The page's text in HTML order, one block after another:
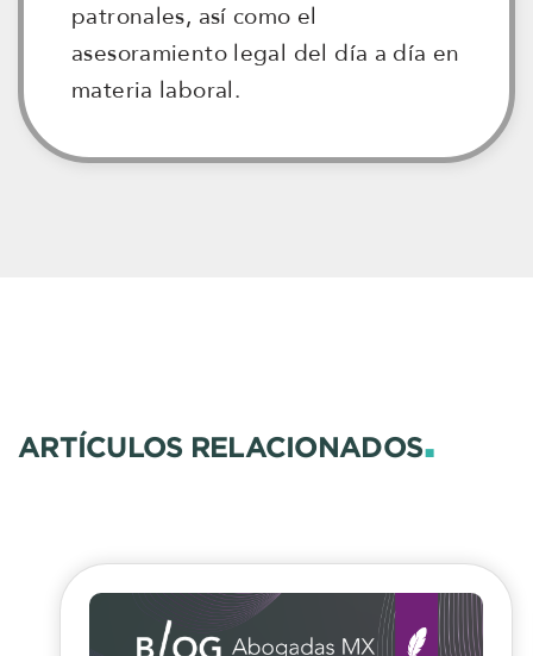
patronales, así como el
asesoramiento legal del día a día en
materia laboral.
ARTÍCULOS RELACIONADOS.